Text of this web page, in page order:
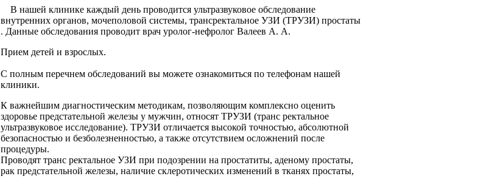
В нашей клинике каждый день проводится ультразвуковое обследование
внутренних органов, мочеполовой системы, трансректальное УЗИ (ТРУЗИ) простаты
. Данные обследования проводит врач уролог-нефролог Валеев А. А.
Прием детей и взрослых.
С полным перечнем обследований вы можете ознакомиться по телефонам нашей
клиники.
К важнейшим диагностическим методикам, позволяющим комплексно оценить
здоровье предстательной железы у мужчин, относят ТРУЗИ (транс ректальное
ультразвуковое исследование). ТРУЗИ отличается высокой точностью, абсолютной
безопасностью и безболезненностью, а также отсутствием осложнений после
процедуры.
Проводят транс ректальное УЗИ при подозрении на простатиты, аденому простаты,
рак предстательной железы, наличие склеротических изменений в тканях простаты,